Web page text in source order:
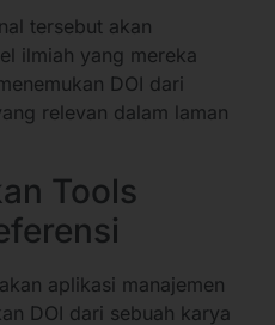
tersebut akan
ilmiah yang mereka
DOI dari
relevan dalam laman
Tools
aplikasi manajemen
DOI dari sebuah karya